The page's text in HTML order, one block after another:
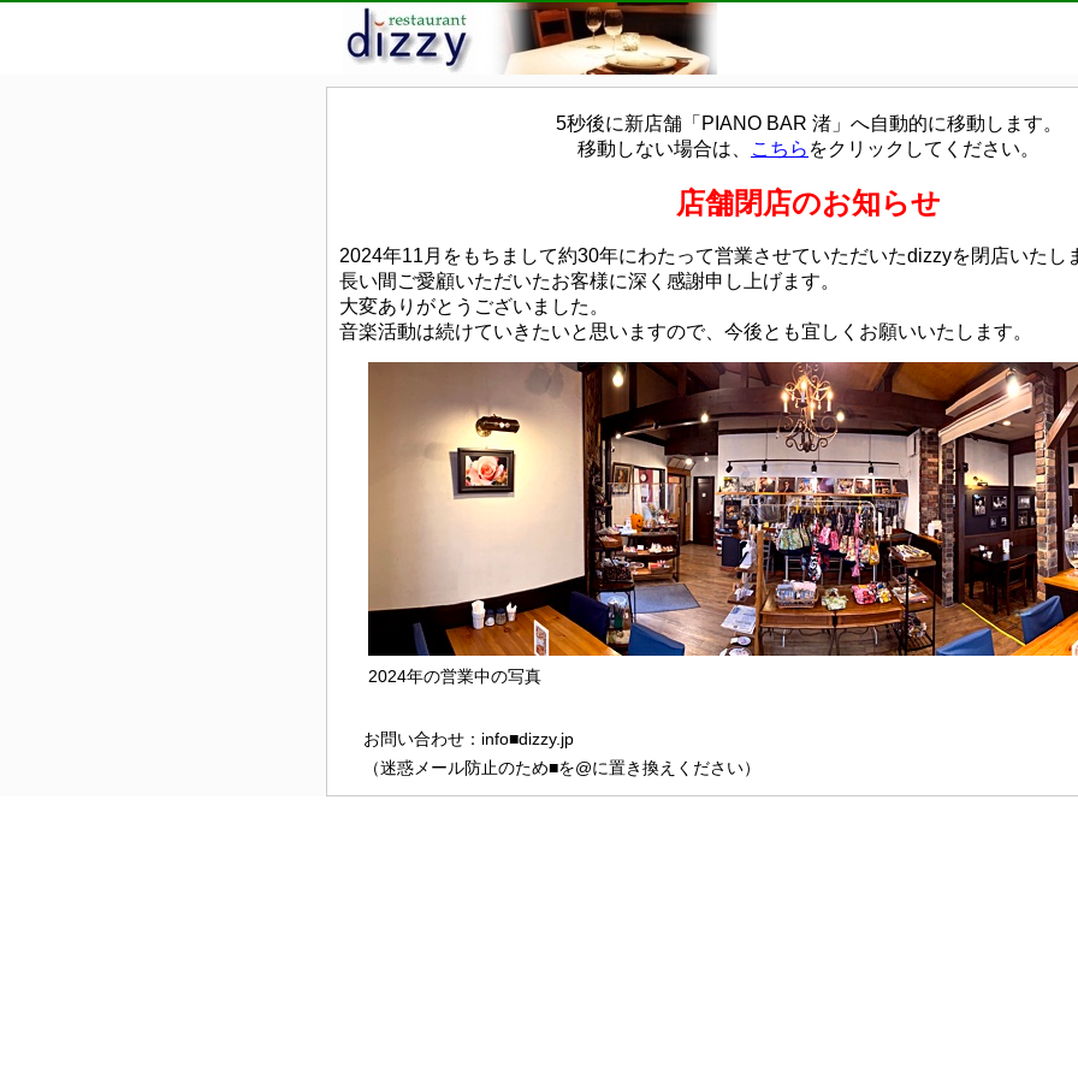
5秒後に新店舗「PIANO BAR 渚」へ自動的に移動します。
移動しない場合は、
こちら をクリックしてください。
店舗閉店のお知らせ
2024年11月をもちまして約30年にわたって営業させていただいたdizzyを閉店いたし
長い間ご愛顧いただいたお客様に深く感謝申し上げます。
大変ありがとうございました。
音楽活動は続けていきたいと思いますので、今後とも宜しくお願いいたします。
2024年の営業中の写真
お問い合わせ：info■dizzy.jp
（迷惑メール防止のため■を@に置き換えください）